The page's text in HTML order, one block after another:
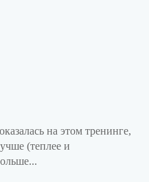
на этом тренинге,
(теплее и